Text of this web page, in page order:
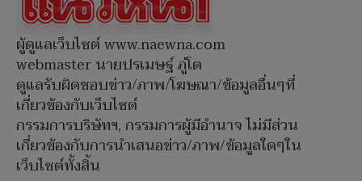
ผู้ดูแลเว็บไซต์ www.naewna.com
webmaster นายปรเมษฐ์ ภู่โต
ดูแลรับผิดชอบข่าว/ภาพ/โฆษณา/ข้อมูลอื่นๆที่
เกี่ยวข้องกับเว็บไซต์
กรรมการบริษัทฯ, กรรมการผู้มีอำนาจ ไม่มีส่วน
เกี่ยวข้องกับการนำเสนอข่าว/ภาพ/ข้อมูลใดๆใน
เว็บไซต์ทั้งสิ้น